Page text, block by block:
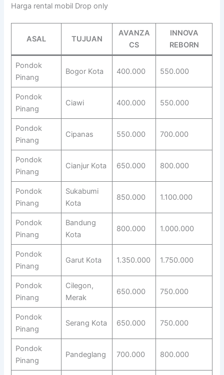
Harga rental mobil Drop only
ASAL TUJUAN
AVANZA
CS
INNOVA
REBORN
Pondok
Pinang
Bogor Kota 400.000 550.000
Pondok
Pinang
Ciawi 400.000 550.000
Pondok
Pinang
Cipanas 550.000 700.000
Pondok
Pinang
Cianjur Kota 650.000 800.000
Pondok
Pinang
Sukabumi
Kota
850.000 1.100.000
Pondok
Pinang
Bandung
Kota
800.000 1.000.000
Pondok
Pinang
Garut Kota 1.350.000 1.750.000
Pondok
Pinang
Cilegon,
Merak
650.000 750.000
Pondok
Pinang
Serang Kota 650.000 750.000
Pondok
Pinang
Pandeglang 700.000 800.000